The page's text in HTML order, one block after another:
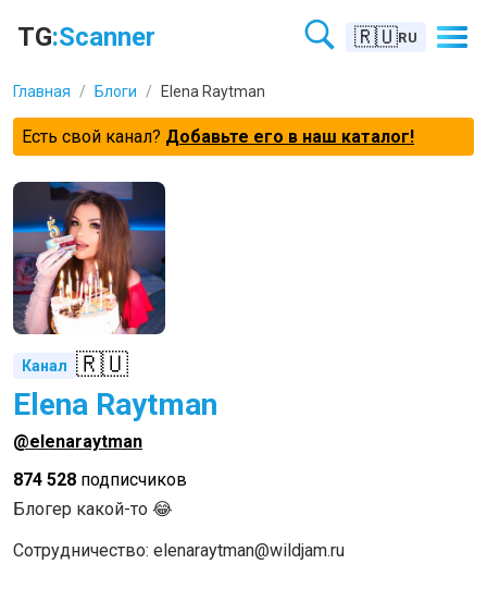
TG:Scanner 🇷🇺RU
Главная / Блоги / Elena Raytman
Есть свой канал? Добавьте его в наш каталог!
Канал 🇷🇺
Elena Raytman
@elenaraytman
874 528 подписчиков
Блогер какой-то 😂
Сотрудничество: elenaraytman@wildjam.ru